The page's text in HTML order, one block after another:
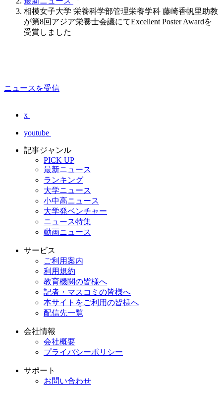
相模女子大学 栄養科学部管理栄養学科 藤崎香帆里助教
が第8回アジア栄養士会議にてExcellent Poster Awardを
受賞しました
ニュースを受信
x
youtube
記事ジャンル
PICK UP
最新ニュース
ランキング
大学ニュース
小中高ニュース
大学発ベンチャー
ニュース特集
動画ニュース
サービス
ご利用案内
利用規約
教育機関の皆様へ
記者・マスコミの皆様へ
本サイトをご利用の皆様へ
配信先一覧
会社情報
会社概要
プライバシーポリシー
サポート
お問い合わせ